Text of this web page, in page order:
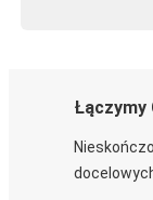
Łączymy